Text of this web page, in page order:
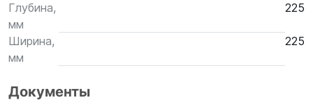
Глубина,
мм
225
Ширина,
мм
225
Документы